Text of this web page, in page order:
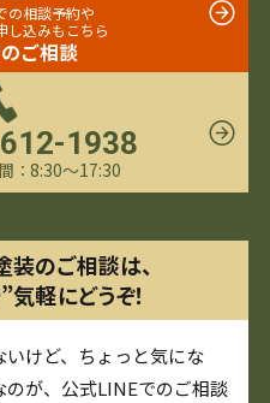
の相談予約や
し込みもこちら
ご相談
1938
： 8:30〜17:30
装のご相談は、
軽にどうぞ！
いけど、ちょっと気にな
が、公式LINEでのご相談